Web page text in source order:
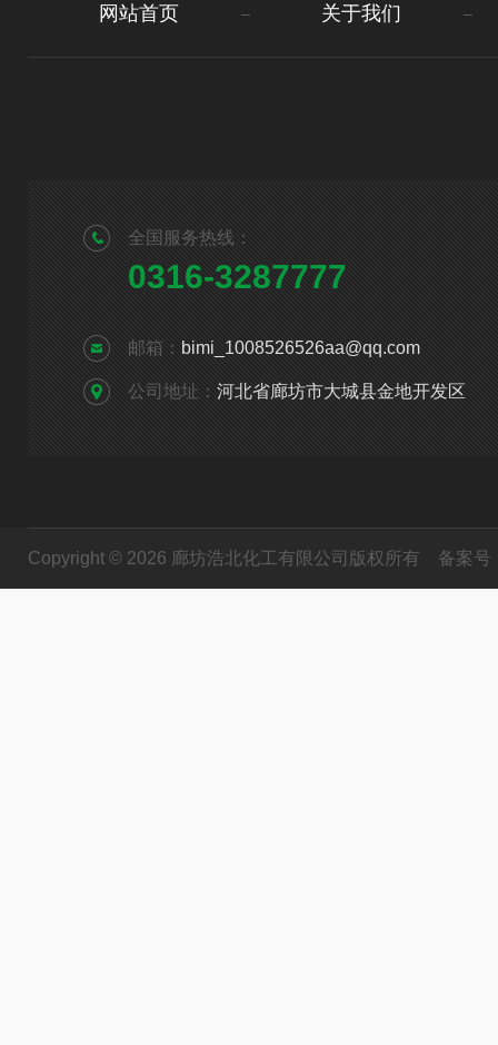
网站首页 关于我们
全国服务热线：
0316-3287777
邮箱： bimi_1008526526aa@qq.com
公司地址： 河北省廊坊市大城县金地开发区
Copyright © 2026 廊坊浩北化工有限公司版权所有 备案号